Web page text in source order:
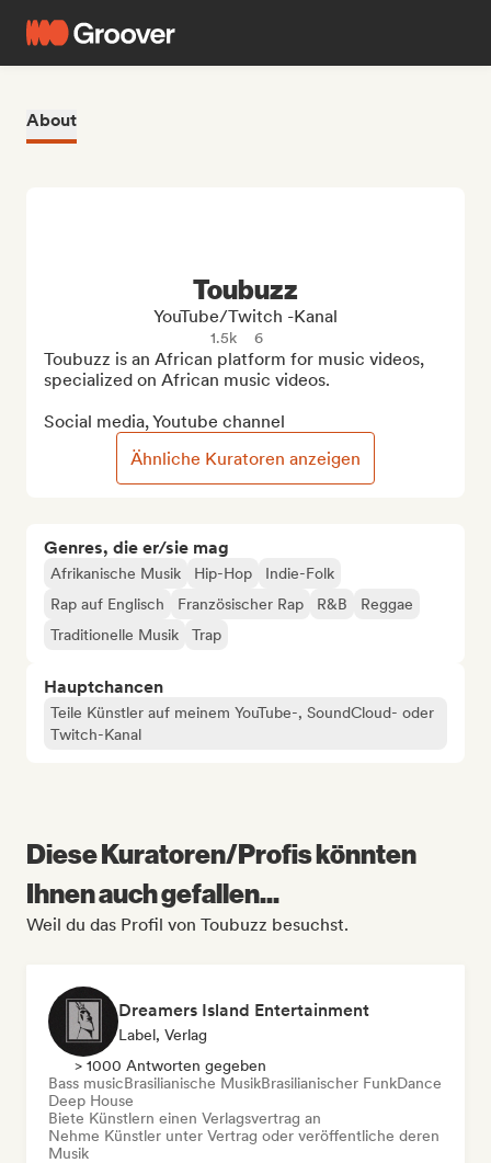
About
Genres, die er/sie mag
Afrikanische Musik Hip-Hop
Indie-Folk
Rap auf Englisch
Französischer Rap R&B
Reggae
Traditionelle Musik
Trap
Hauptchancen
Teile Künstler auf meinem YouTube-, SoundCloud- oder
Twitch-Kanal
Toubuzz
YouTube/Twitch -Kanal
1.5k 6
Toubuzz is an African platform for music videos,
specialized on African music videos.
Social media, Youtube channel
Ähnliche Kuratoren anzeigen
Diese Kuratoren/Profis könnten
Ihnen auch gefallen...
Weil du das Profil von Toubuzz besuchst.
Dreamers Island Entertainment
Label, Verlag
> 1000 Antworten gegeben
Bass musicBrasilianische MusikBrasilianischer FunkDance
Deep House
Biete Künstlern einen Verlagsvertrag an
Nehme Künstler unter Vertrag oder veröffentliche deren
Musik